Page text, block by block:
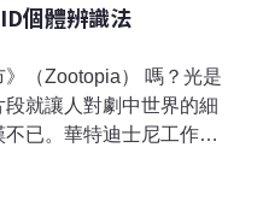
個體辨識法
（Zootopia） 嗎？光是
就讓人對劇中世界的細
已。華特迪士尼工作室
克、永遠拿著零食的洪